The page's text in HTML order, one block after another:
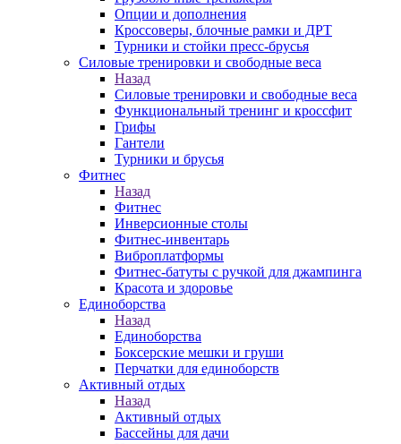
Опции и дополнения
Кроссоверы, блочные рамки и ДРТ
Турники и стойки пресс-брусья
Силовые тренировки и свободные веса
Назад
Силовые тренировки и свободные веса
Функциональный тренинг и кроссфит
Грифы
Гантели
Турники и брусья
Фитнес
Назад
Фитнес
Инверсионные столы
Фитнес-инвентарь
Виброплатформы
Фитнес-батуты с ручкой для джампинга
Красота и здоровье
Единоборства
Назад
Единоборства
Боксерские мешки и груши
Перчатки для единоборств
Активный отдых
Назад
Активный отдых
Бассейны для дачи